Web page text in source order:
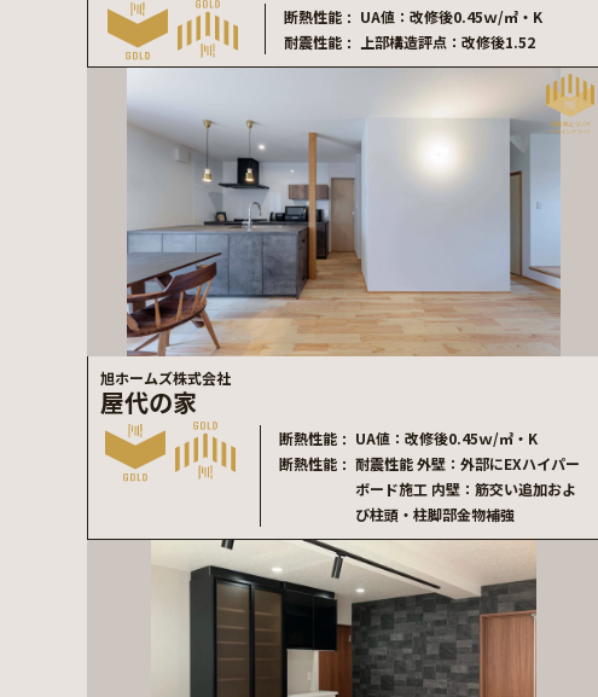
断熱性能
UA値：改修後0.45ｗ/㎡・K
耐震性能
上部構造評点：改修後1.52
旭ホームズ株式会社
屋代の家
断熱性能
UA値：改修後0.45ｗ/㎡・K
断熱性能
耐震性能 外壁：外部にEXハイパー
ボード施工 内壁：筋交い追加およ
び柱頭・柱脚部金物補強